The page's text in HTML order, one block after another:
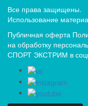
Все права защищены.
Использование
Публичная оферта
на обработку
СПОРТ ЭКСТРИМ в